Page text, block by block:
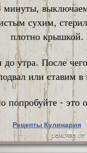
минуты,
сухим,
плотно крышкой.
утра. После
или ставим в
попробуйте - это
Рецепты Кулинария
Nata Vi